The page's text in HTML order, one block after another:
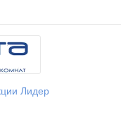
Лидер